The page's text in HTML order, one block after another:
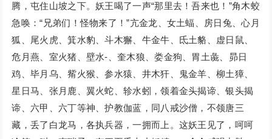
腾，屯住山坡之下。妖王喝了一声“那里去！吾来也！”角木蛟
急唤：“兄弟们！怪物来了！”亢金龙、女土蝠、房日兔、心月
狐、尾火虎、箕水豹、斗木獬、牛金牛、氐土貉、虚日鼠、
危月燕、室火猪、壁水-、奎木狼、娄金狗、胃土彘、昴日
鸡、毕月乌、觜火猴、参水猿、井木犴、鬼金羊、柳土獐、
星日马、张月鹿、翼火蛇、轸水蚓，领着金头揭谛、银头揭
谛、六甲、六丁等神、护教伽蓝，同八戒沙僧，不领唐三
藏，丢了白龙马，各执兵器，一拥而上。这妖王见了，呵呵